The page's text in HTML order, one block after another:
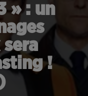
» : un
!